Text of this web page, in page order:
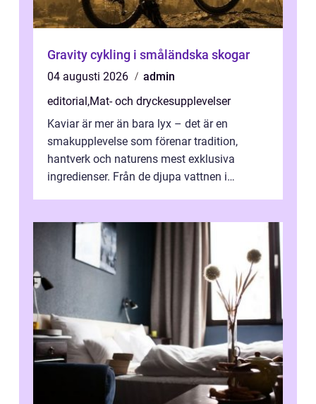
Gravity cykling i småländska skogar
04 augusti 2026
admin
editorial,Mat- och dryckesupplevelser
Kaviar är mer än bara lyx – det är en
smakupplevelse som förenar tradition,
hantverk och naturens mest exklusiva
ingredienser. Från de djupa vattnen i